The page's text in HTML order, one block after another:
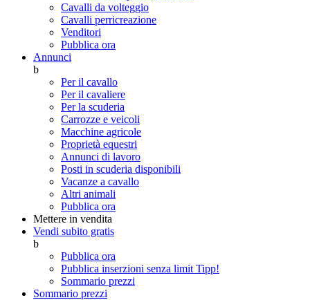
Cavalli da volteggio
Cavalli perricreazione
Venditori
Pubblica ora
Annunci
b
Per il cavallo
Per il cavaliere
Per la scuderia
Carrozze e veicoli
Macchine agricole
Proprietà equestri
Annunci di lavoro
Posti in scuderia disponibili
Vacanze a cavallo
Altri animali
Pubblica ora
Mettere in vendita
Vendi subito gratis
b
Pubblica ora
Pubblica inserzioni senza limit Tipp!
Sommario prezzi
Sommario prezzi